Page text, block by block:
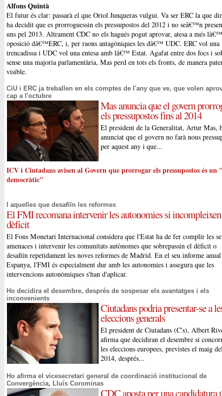
Alfons Quintà
El futur és clar: passarà el que Oriol Junqueras vulgui. Va ser ERC la que
ha decidit que es prorroguessin els pressupostos del 2012 i no seâ€™n
uns pel 2013. Altrament CDC no els hagués pogut aprovar, atesa a més
oposició dâ€™ERC, i, per raons antagòniques les dâ€™ UDC. ERC vol una
trencadissa i UDC vol una entesa amb lâ€™ Estat. Agafat entre dos focs i
sense una majoria parlamentària, Mas perd en tots els fronts, de manera
visible.
CiU i ERC ja treballen en els comptes de l'any que ve, que volen
cap a l'octubre
Mas anuncia que el govern
els pressupostos fins al 2014
El president de la Generalitat, Artur Mas,
anunciat que el govern no farà nous
per aquest any i que...
ICV i Ciutadans avisen al Govern que prorrogar els pressupostos és
democràtic"
I aquelles que desafiïn les reformes
El FMI recomana intervenir les autonomies si
dèficit
El Fons Monetari Internacional considera que l'Estat ha de fer complir les
amenaces i intervenir les comunitats autònomes que sobrepassin el dèficit o
desafiïn repetidament les noves reformes de Madrid. En el seu informe
Espanya, l'FMI és especialment dur amb les autonomies i assegura que les
intervencions autonòmiques s'han d'aplicar.
Ho decidira el desembre, després de sospesar els avantatges i els
inconvenients
Ciutadans podria presentar-se a
eleccions generals
El president de Ciutadans (C's), Albert
afirma que decidiran el desembre si
les eleccions europees, previstes el maig
2014, després...
Ho afirma el vicesecretari general de coordinació institucional de
Convergència, Lluís Corominas
CDC aposta per una candidatura